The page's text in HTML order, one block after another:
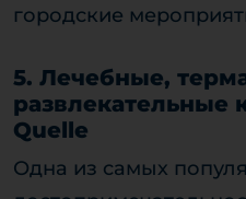
городские
5. Лечебные,
развлекательные
Quelle
Одна из самых